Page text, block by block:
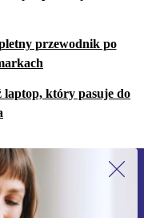
przewodnik po
który pasuje do